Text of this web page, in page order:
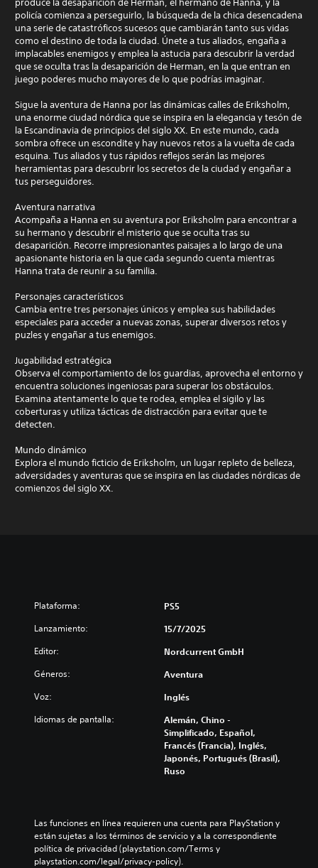
policía comienza a perseguirlo, la búsqueda de la chica desencadena
una serie de catastróficos sucesos que cambiarán tanto sus vidas
como el destino de toda la ciudad. Únete a tus aliados, engaña a
implacables enemigos y emplea la astucia para descubrir la verdad
que se oculta tras la desaparición de Herman, en la que entran en
juego poderes mucho mayores de lo que podrías imaginar.
Sigue la aventura de Hanna por las dinámicas calles de Eriksholm,
una enorme ciudad nórdica que se inspira en la elegancia y tesón de
la Escandinavia de principios del siglo XX. En este mundo, cada
sombra ofrece un escondite y hay nuevos retos a la vuelta de cada
esquina. Tus aliados y tus rápidos reflejos serán las mejores
herramientas para descubrir los secretos de la ciudad y engañar a
tus perseguidores.
Aventura narrativa
Acompaña a Hanna en su aventura por Eriksholm para encontrar a
su hermano y descubrir el misterio que se oculta tras su
desaparición. Recorre impresionantes paisajes a lo largo de una
apasionante historia en la que cada segundo cuenta mientras
Hanna trata de reunir a su familia.
Personajes característicos
Cambia entre tres personajes únicos y emplea sus habilidades
especiales para acceder a nuevas zonas, superar diversos retos y
puzles y engañar a tus enemigos.
Jugabilidad estratégica
Observa el comportamiento de los guardias, aprovecha el entorno y
encuentra soluciones ingeniosas para superar los obstáculos.
Examina atentamente lo que te rodea, emplea el sigilo y las
coberturas y utiliza tácticas de distracción para evitar que te
detecten.
Mundo dinámico
Explora el mundo ficticio de Eriksholm, un lugar repleto de belleza,
adversidades y aventuras que se inspira en las ciudades nórdicas de
comienzos del siglo XX.
Plataforma: PS5
Lanzamiento: 15/7/2025
Editor: Nordcurrent GmbH
Géneros: Aventura
Voz: Inglés
Idiomas de pantalla:
Alemán, Chino -
Simplificado, Español,
Francés (Francia), Inglés,
Japonés, Portugués (Brasil),
Ruso
Las funciones en línea requieren una cuenta para PlayStation y
están sujetas a los términos de servicio y a la correspondiente
política de privacidad (playstation.com/Terms y
playstation.com/legal/privacy-policy).